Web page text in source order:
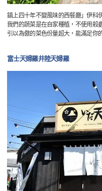
鎮上四十年不變風味的西餐廳」伊科伊
我們的蔬菜是在自家種植，不使用殺
引以為傲的菜色份量超大，能滿足
富士天婦羅井陸天婦羅